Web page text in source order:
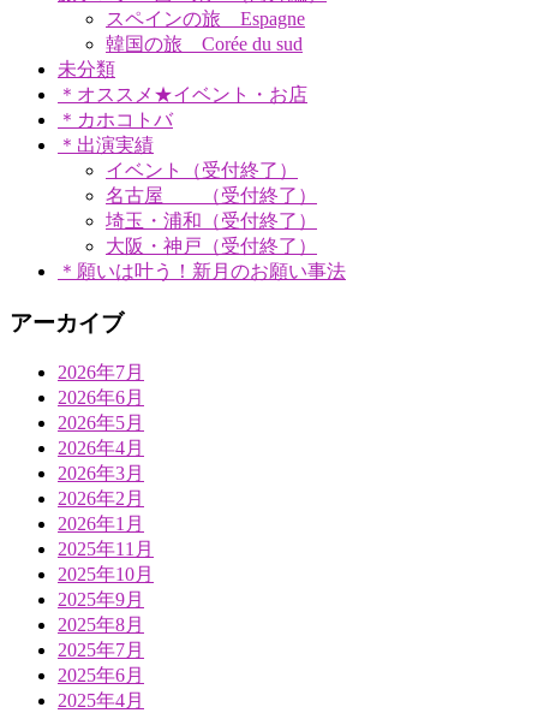
スペインの旅 Espagne
韓国の旅 Corée du sud
未分類
＊オススメ★イベント・お店
＊カホコトバ
＊出演実績
イベント（受付終了）
名古屋 （受付終了）
埼玉・浦和（受付終了）
大阪・神戸（受付終了）
＊願いは叶う！新月のお願い事法
アーカイブ
2026年7月
2026年6月
2026年5月
2026年4月
2026年3月
2026年2月
2026年1月
2025年11月
2025年10月
2025年9月
2025年8月
2025年7月
2025年6月
2025年4月